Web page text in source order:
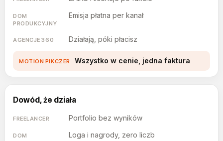
Emisja płatna per kanał
Działają, póki płacisz
Wszystko w cenie, jedna faktura
Dowód, że działa
Portfolio bez wyników
Loga i nagrody, zero liczb